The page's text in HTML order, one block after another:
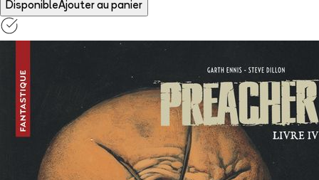
DisponibleAjouter au panier